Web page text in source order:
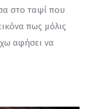
στο ταψί που
πως μόλις
αφήσει να